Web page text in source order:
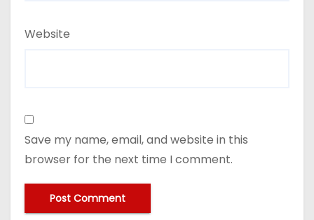
Website
Save my name, email, and website in this
browser for the next time I comment.